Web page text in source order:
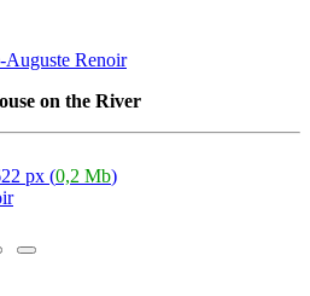
on the River
px (0,2 Mb)